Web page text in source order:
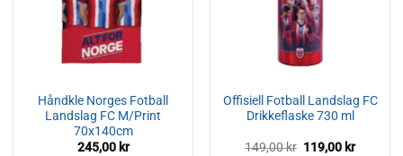
velges
på
produktsiden
Håndkle Norges Fotball
Landslag FC M/Print
70x140cm
245,00 kr
Offisiell Fotball Landslag FC
Drikkeflaske 730 ml
149,00kr Opprinnelig
119,00 kr